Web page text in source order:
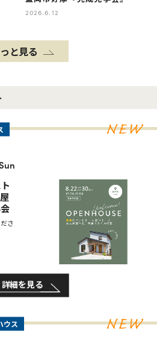
2026.6.12
と見る
さ
詳細を見る
ウス